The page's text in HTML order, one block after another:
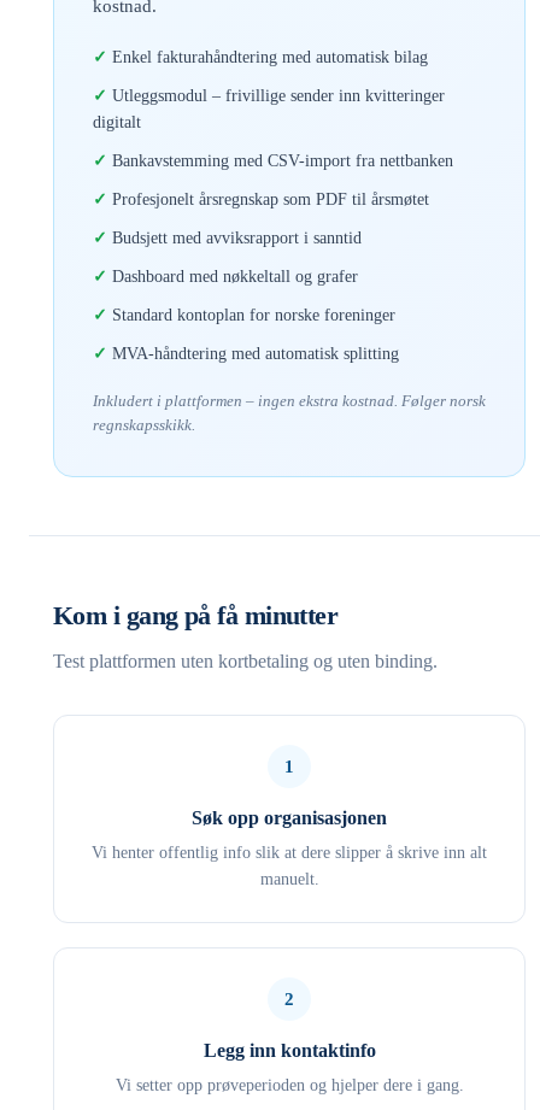
kostnad.
Enkel fakturahåndtering med automatisk bilag
Utleggsmodul – frivillige sender inn kvitteringer
digitalt
Bankavstemming med CSV-import fra nettbanken
Profesjonelt årsregnskap som PDF til årsmøtet
Budsjett med avviksrapport i sanntid
Dashboard med nøkkeltall og grafer
Standard kontoplan for norske foreninger
MVA-håndtering med automatisk splitting
Inkludert i plattformen – ingen ekstra kostnad. Følger norsk
regnskapsskikk.
Kom i gang på få minutter
Test plattformen uten kortbetaling og uten binding.
1
Søk opp organisasjonen
Vi henter offentlig info slik at dere slipper å skrive inn alt
manuelt.
2
Legg inn kontaktinfo
Vi setter opp prøveperioden og hjelper dere i gang.